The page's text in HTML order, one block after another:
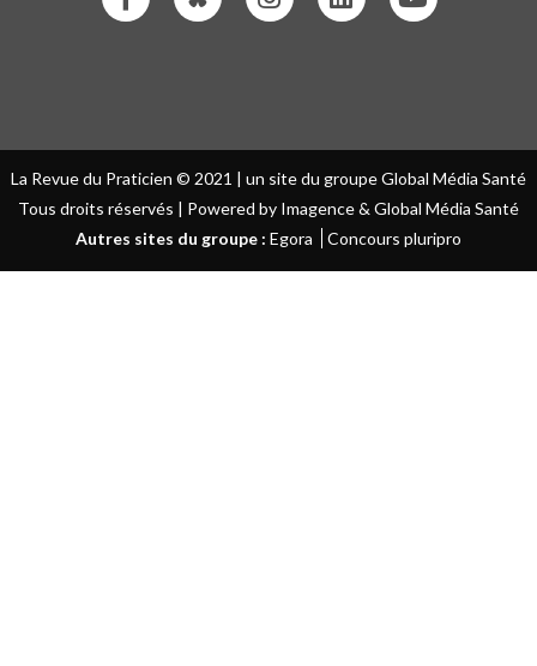
La Revue du Praticien © 2021 | un site du groupe Global Média Santé
Tous droits réservés | Powered by Imagence & Global Média Santé
Autres sites du groupe : Egora Concours pluripro